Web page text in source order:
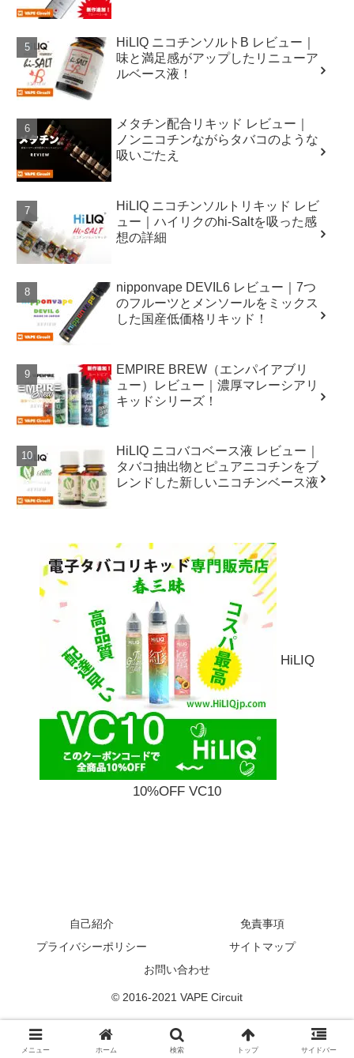
HiLIQ ニコチンソルトB レビュー｜
味と満足感がアップしたリニューア
ルベース液！
メタチン配合リキッド レビュー｜
ノンニコチンながらタバコのような
吸いごたえ
HiLIQ ニコチンソルトリキッド レビ
ュー｜ハイリクのhi-Saltを吸った感
想の詳細
nipponvape DEVIL6 レビュー｜7つ
のフルーツとメンソールをミックス
した国産低価格リキッド！
EMPIRE BREW（エンパイアブリ
ュー）レビュー｜濃厚マレーシアリ
キッドシリーズ！
HiLIQ ニコバコベース液 レビュー｜
タバコ抽出物とピュアニコチンをブ
レンドした新しいニコチンベース液
HiLIQ
10%OFF VC10
自己紹介
免責事項
プライバシーポリシー
サイトマップ
お問い合わせ
© 2016-2021 VAPE Circuit
メニュー ホーム 検索 トップ サイドバー